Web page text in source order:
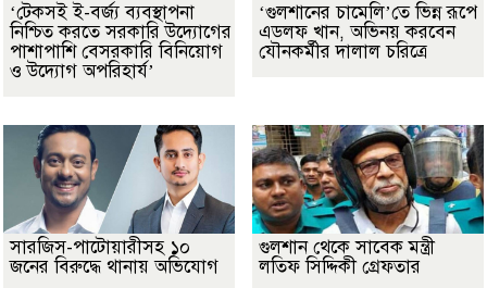
‘টেকসই ই-বর্জ্য ব্যবস্থাপনা
নিশ্চিত করতে সরকারি উদ্যোগের
পাশাপাশি বেসরকারি বিনিয়োগ
ও উদ্যোগ অপরিহার্য’
‘গুলশানের চামেলি’তে ভিন্ন রূপে
এডলফ খান, অভিনয় করবেন
যৌনকর্মীর দালাল চরিত্রে
সারজিস-পাটোয়ারীসহ ১০
জনের বিরুদ্ধে থানায় অভিযোগ
গুলশান থেকে সাবেক মন্ত্রী
লতিফ সিদ্দিকী গ্রেফতার